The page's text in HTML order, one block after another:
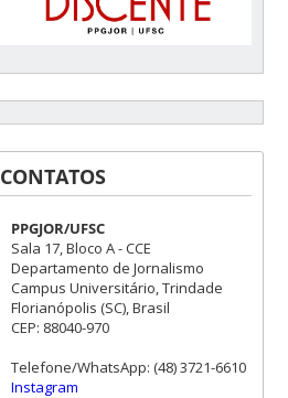
CONTATOS
PPGJOR/UFSC
Sala 17, Bloco A - CCE
Departamento de Jornalismo
Campus Universitário, Trindade
Florianópolis (SC), Brasil
CEP: 88040-970
Telefone/WhatsApp: (48) 3721-6610
Instagram